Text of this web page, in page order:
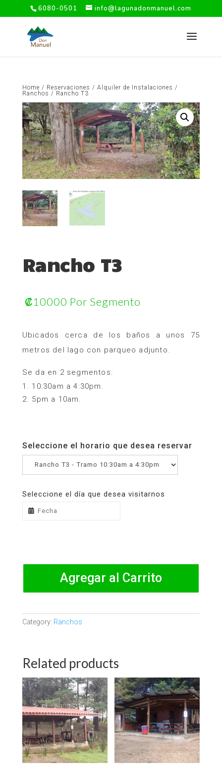
6080-0501 info@lagunadonmanuel.com
Home / Reservaciones / Alquiler de Instalaciones /
Ranchos / Rancho T3
Rancho T3
₡10000 Por Segmento
Ubicados cerca de los baños a unos 75
metros del lago con parqueo adjunto.
Se da en 2 segmentos:
10:30am a 4:30pm.
5pm a 10am.
Seleccione el horario que desea reservar
Seleccione el día que desea visitarnos
Agregar al Carrito
Category: Ranchos
Related products